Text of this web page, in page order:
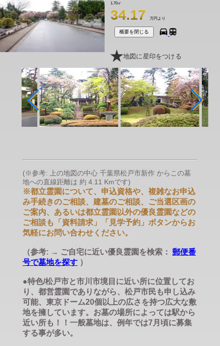
1.70㎡
34.17 万円より
概要を閉じる
地図に星印をつける
(※参考: 上の地図の中心 千葉県松戸市新作 からこの墓
地への直線距離は 約 4.11 Kmです)
※都立霊園について、申込資格や、複雑なお申込
み手続きのご相談、建墓のご相談、ご当選区画の
ご案内、あるいは都立霊園以外の優良霊園などの
ご相談も「資料請求」「見学予約」ボタンからお
気軽にお問い合わせください。
（参考: → ご自宅に近い優良霊園を検索： 郵便番
号で墓地を探す ）
●特色/松戸市と市川市境目に近い所に位置してお
り、都営霊園でありながら、松戸市民も申し込み
可能、東京ドーム20個以上の広さを持つ広大な敷
地を擁しています。お墓の場所によっては駅から
近い所も！！一般墓地は、例年では7月頃に募集
する事が多い。